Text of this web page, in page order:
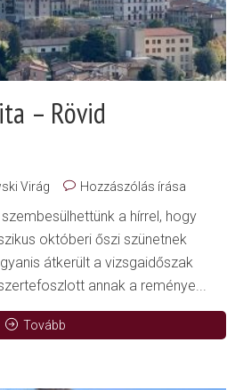
– Rövid
Virág Hozzászólás írása
a hírrel, hogy
októberi őszi szünetnek
átkerült a vizsgaidőszak
annak a reménye...
Tovább